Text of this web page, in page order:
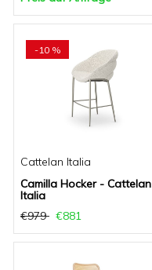
-10 %
Cattelan Italia
Camilla Hocker - Cattelan
Italia
€979
€881